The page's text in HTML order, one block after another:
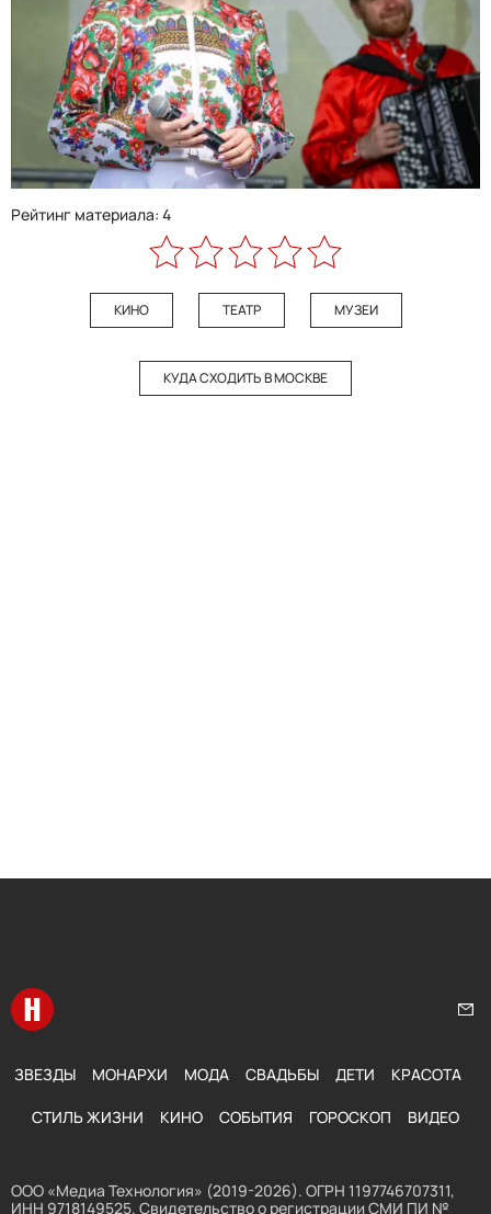
Рейтинг материала: 4
КИНО ТЕАТР МУЗЕИ
КУДА СХОДИТЬ В МОСКВЕ
Перейти на главную
ЗВЕЗДЫ МОНАРХИ МОДА СВАДЬБЫ ДЕТИ КРАСОТА
СТИЛЬ ЖИЗНИ КИНО СОБЫТИЯ ГОРОСКОП ВИДЕО
ООО «Медиа Технология» (2019-2026). ОГРН 1197746707311,
ИНН 9718149525. Свидетельство о регистрации СМИ ПИ №